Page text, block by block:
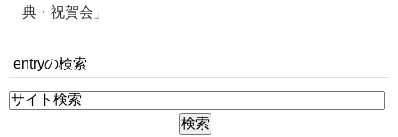
典・祝賀会」
entryの検索